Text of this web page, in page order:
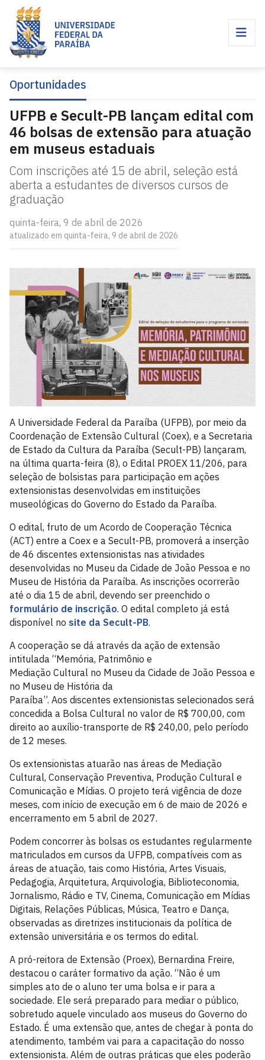
Oportunidades
UFPB e Secult-PB lançam edital com
46 bolsas de extensão para atuação
em museus estaduais
Com inscrições até 15 de abril, seleção está
aberta a estudantes de diversos cursos de
graduação
quinta-feira, 9 de abril de 2026
atualizado em quinta-feira, 9 de abril de 2026
A Universidade Federal da Paraíba (UFPB), por meio da
Coordenação de Extensão Cultural (Coex), e a Secretaria
de Estado da Cultura da Paraíba (Secult-PB) lançaram,
na última quarta-feira (8), o Edital PROEX 11/206, para
seleção de bolsistas para participação em ações
extensionistas desenvolvidas em instituições
museológicas do Governo do Estado da Paraíba.
O edital, fruto de um Acordo de Cooperação Técnica
(ACT) entre a Coex e a Secult-PB, promoverá a inserção
de 46 discentes extensionistas nas atividades
desenvolvidas no Museu da Cidade de João Pessoa e no
Museu de História da Paraíba. As inscrições ocorrerão
até o dia 15 de abril, devendo ser preenchido o
formulário de inscrição. O edital completo já está
disponível no site da Secult-PB.
A cooperação se dá através da ação de extensão
intitulada “Memória, Patrimônio e
Mediação Cultural no Museu da Cidade de João Pessoa e
no Museu de História da
Paraíba”. Aos discentes extensionistas selecionados será
concedida a Bolsa Cultural no valor de R$ 700,00, com
direito ao auxílio-transporte de R$ 240,00, pelo período
de 12 meses.
Os extensionistas atuarão nas áreas de Mediação
Cultural, Conservação Preventiva, Produção Cultural e
Comunicação e Mídias. O projeto terá vigência de doze
meses, com início de execução em 6 de maio de 2026 e
encerramento em 5 abril de 2027.
Podem concorrer às bolsas os estudantes regularmente
matriculados em cursos da UFPB, compatíveis com as
áreas de atuação, tais como História, Artes Visuais,
Pedagogia, Arquitetura, Arquivologia, Biblioteconomia,
Jornalismo, Rádio e TV, Cinema, Comunicação em Mídias
Digitais, Relações Públicas, Música, Teatro e Dança,
observadas as diretrizes institucionais da política de
extensão universitária e os termos do edital.
A pró-reitora de Extensão (Proex), Bernardina Freire,
destacou o caráter formativo da ação. “Não é um
simples ato de o aluno ter uma bolsa e ir para a
sociedade. Ele será preparado para mediar o público,
sobretudo aquele vinculado aos museus do Governo do
Estado. É uma extensão que, antes de chegar à ponta do
atendimento, também vai para a capacitação do nosso
extensionista. Além de outras práticas que eles poderão